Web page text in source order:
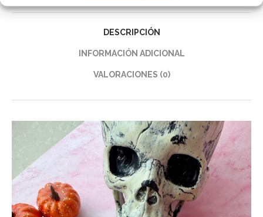
DESCRIPCIÓN
INFORMACIÓN ADICIONAL
VALORACIONES (0)